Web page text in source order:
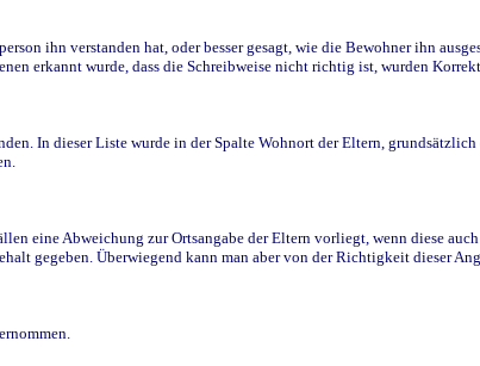
ihn verstanden hat, oder besser gesagt, wie die Bewohner ihn
erkannt wurde, dass die Schreibweise nicht richtig ist, wurden
In dieser Liste wurde in der Spalte Wohnort der Eltern, grundsätzlich
eine Abweichung zur Ortsangabe der Eltern vorliegt, wenn diese
gegeben. Überwiegend kann man aber von der Richtigkeit dieser